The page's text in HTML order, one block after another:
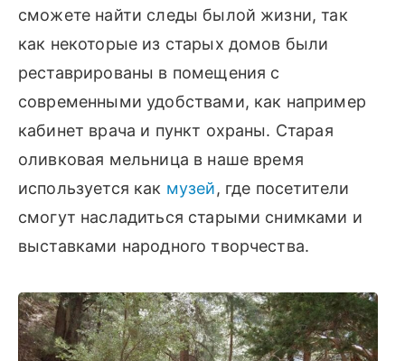
сможете найти следы былой жизни, так
как некоторые из старых домов были
реставрированы в помещения с
современными удобствами, как например
кабинет врача и пункт охраны. Старая
оливковая мельница в наше время
используется как музей, где посетители
смогут насладиться старыми снимками и
выставками народного творчества.